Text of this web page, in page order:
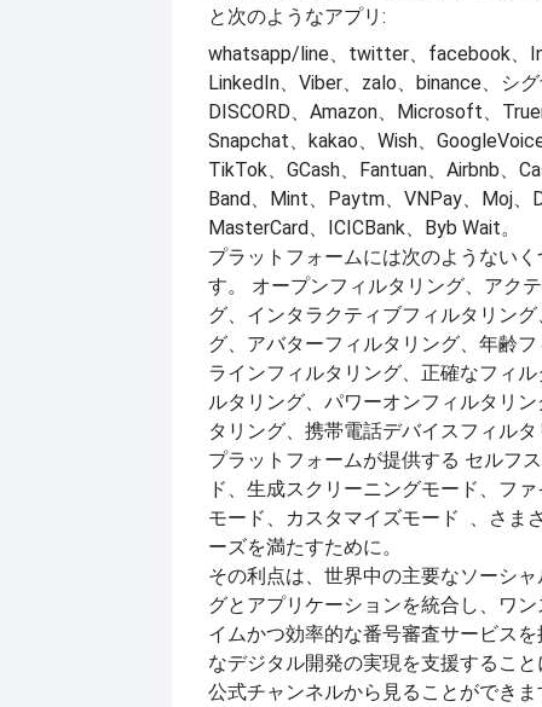
と次のようなアプリ:
whatsapp/line、twitter、facebook、
LinkedIn、Viber、zalo、binance、シ
DISCORD、Amazon、Microsoft、
Snapchat、kakao、Wish、
TikTok、GCash、Fantuan、Airbnb、
Band、Mint、Paytm、VNPay、Moj、
MasterCard、ICICBank、Byb Wait。
プラットフォームには次のようない
す。
オープンフィルタリング、アク
グ、インタラクティブフィルタリン
グ、アバターフィルタリング、年齢
ラインフィルタリング、正確なフィ
ルタリング、パワーオンフィルタリ
タリング、携帯電話デバイスフィルタ
プラットフォームが提供する セルフ
ド、生成スクリーニングモード、フ
モード、カスタマイズモード
、さま
ーズを満たすために。
その利点は、世界中の主要なソーシ
グとアプリケーションを統合し、ワ
イムかつ効率的な番号審査サービス
なデジタル開発の実現を支援するこ
公式チャンネルから見ることができま